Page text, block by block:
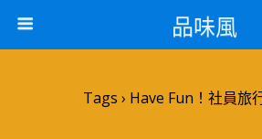
品味風
Tags › Have Fun！社員旅